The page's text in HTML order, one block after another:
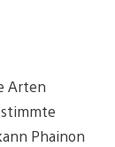
Arten
Phainon